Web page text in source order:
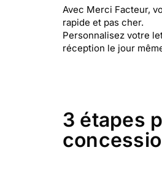
Avec Merci Facteur,
rapide et pas cher.
Personnalisez votre
réception le jour
3 étapes